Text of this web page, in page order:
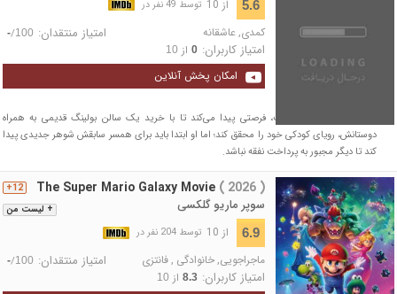
5.6 از 10 توسط 49 نفر در
کمدی,عاشقانه امتیاز منتقدان: -/100
امتیاز کاربران: 0از 10
امکان پخش آنلاین
گاس که یک برق‌کار است، فرصتی پیدا می‌کند تا با خرید یک سالن بولینگ قدیمی به همراه
دوستانش، رویای کودکی خود را محقق کند؛ اما او ابتدا باید برای همسر سابقش شوهر جدیدی پیدا
کند تا دیگر مجبور به پرداخت نفقه نباشد.
+ لیست من
12+ The Super Mario Galaxy Movie ( 2026 )
سوپر ماریو گلکسی
6.9 از 10 توسط 204 نفر در
ماجراجویی,خانوادگی ,فانتزی امتیاز منتقدان: -/100
امتیاز کاربران: 8.3از 10